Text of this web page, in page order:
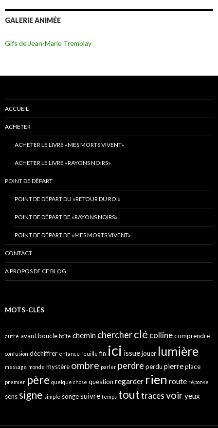
GALERIE ANIMÉE
Gifs de Jean-Marie Tremblay
ACCUEIL
ACHETER
ACHETER LE LIVRE «MES MORTS VIVENT»
ACHETER LE LIVRE «RAYONS NOIRS»
POINT DE DÉPART
POINT DE DÉPART DU «RETOUR DU ROI»
POINT DE DÉPART DE «RAYONS NOIRS»
POINT DE DÉPART DE «MES MORTS VIVENT»
CONTACT
A PROPOS DE CE BLOG
MOTS-CLÉS
autre avantboucle boîte chemin chercherclé collinecomprendre
confusion déchiffrer enfance feuille fin ici issuejouer lumière
message monde mystère ombre parler perdre perdu pierreplace
premier père quelque chose question regarder rien route réponse
senssigne simple songesuivre temps touttracesvoir yeux